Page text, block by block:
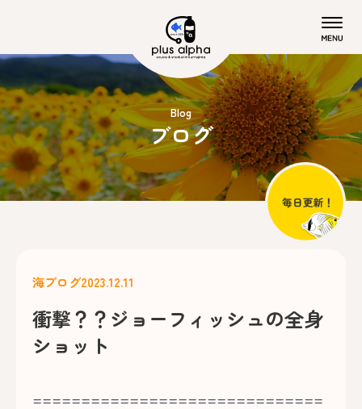
Blog
ブログ
海ブログ2023.12.11
衝撃？？ジョーフィッシュの全身
ショット
==============================